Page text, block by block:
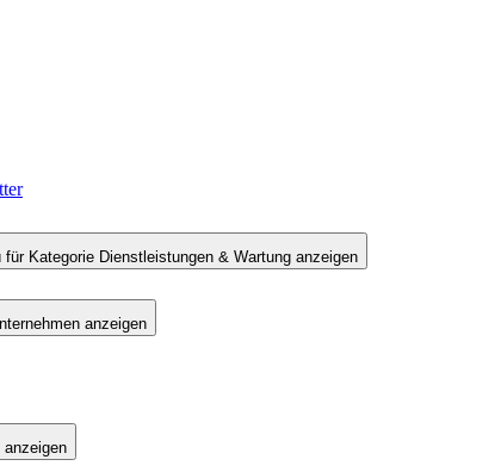
für Kategorie Dienstleistungen & Wartung anzeigen
anzeigen
anzeigen